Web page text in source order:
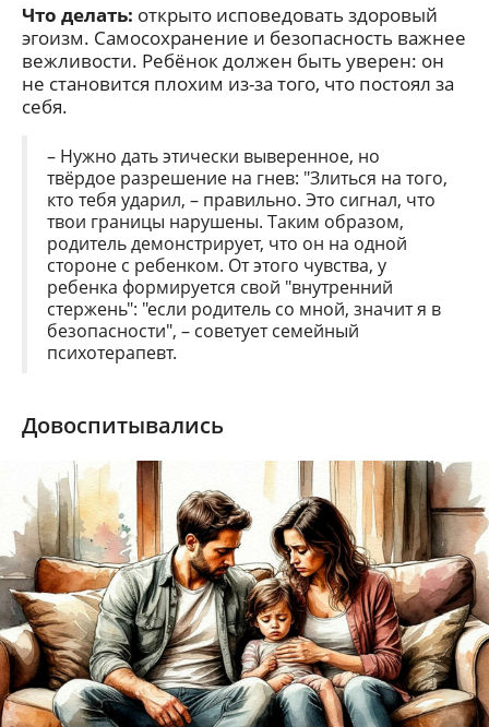
Что делать: открыто исповедовать здоровый
эгоизм. Самосохранение и безопасность важнее
вежливости. Ребёнок должен быть уверен: он
не становится плохим из-за того, что постоял за
себя.
– Нужно дать этически выверенное, но
твёрдое разрешение на гнев: "Злиться на того,
кто тебя ударил, – правильно. Это сигнал, что
твои границы нарушены. Таким образом,
родитель демонстрирует, что он на одной
стороне с ребенком. От этого чувства, у
ребенка формируется свой "внутренний
стержень": "если родитель со мной, значит я в
безопасности", – советует семейный
психотерапевт.
Довоспитывались